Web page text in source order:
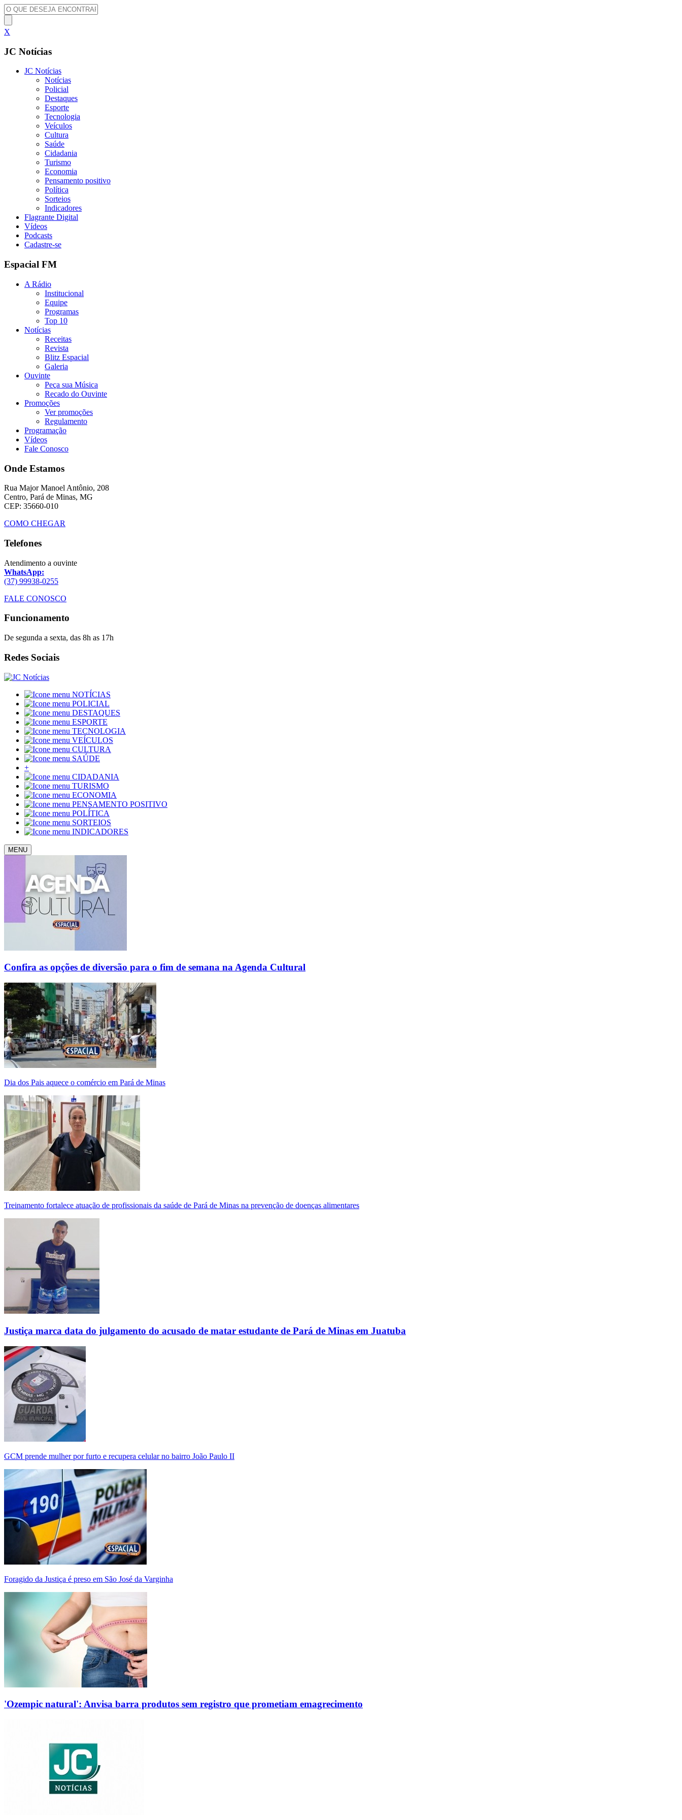
X
JC Notícias
JC Notícias
Notícias
Policial
Destaques
Esporte
Tecnologia
Veículos
Cultura
Saúde
Cidadania
Turismo
Economia
Pensamento positivo
Política
Sorteios
Indicadores
Flagrante Digital
Vídeos
Podcasts
Cadastre-se
Espacial FM
A Rádio
Institucional
Equipe
Programas
Top 10
Notícias
Receitas
Revista
Blitz Espacial
Galeria
Ouvinte
Peça sua Música
Recado do Ouvinte
Promoções
Ver promoções
Regulamento
Programação
Vídeos
Fale Conosco
Onde Estamos
Rua Major Manoel Antônio, 208
Centro, Pará de Minas, MG
CEP: 35660-010
COMO CHEGAR
Telefones
Atendimento a ouvinte
WhatsApp:
(37) 99938-0255
FALE CONOSCO
Funcionamento
De segunda a sexta, das 8h as 17h
Redes Sociais
NOTÍCIAS
POLICIAL
DESTAQUES
ESPORTE
TECNOLOGIA
VEÍCULOS
CULTURA
SAÚDE
+
CIDADANIA
TURISMO
ECONOMIA
PENSAMENTO POSITIVO
POLÍTICA
SORTEIOS
INDICADORES
MENU
Confira as opções de diversão para o fim de semana na Agenda Cultural
Dia dos Pais aquece o comércio em Pará de Minas
Treinamento fortalece atuação de profissionais da saúde de Pará de Minas na prevenção de doenças alimentares
Justiça marca data do julgamento do acusado de matar estudante de Pará de Minas em Juatuba
GCM prende mulher por furto e recupera celular no bairro João Paulo II
Foragido da Justiça é preso em São José da Varginha
'Ozempic natural': Anvisa barra produtos sem registro que prometiam emagrecimento